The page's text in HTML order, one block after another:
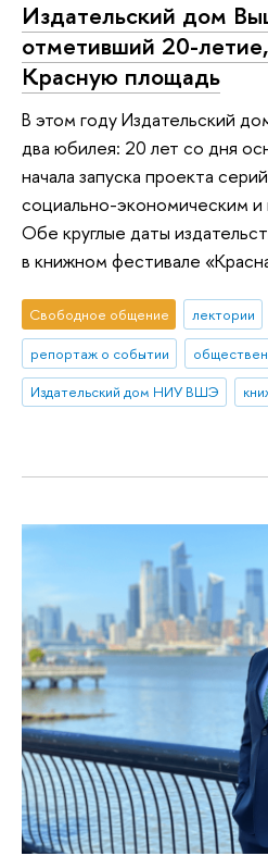
Издательский дом
отметивший 20-
Красную площадь
В этом году Издательский
два юбилея: 20 лет со дня
начала запуска проекта
социально-экономическим и
Обе круглые даты
в книжном фестивале
Свободное общение лектории
репортаж о событии
Издательский дом НИУ ВШЭ